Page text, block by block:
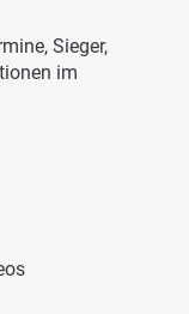
Sieger,
im